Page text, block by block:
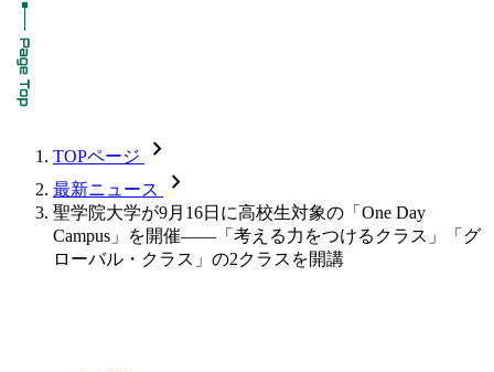
TOPページ chevron_forward
最新ニュース chevron_forward
聖学院大学が9月16日に高校生対象の「One Day
Campus」を開催――「考える力をつけるクラス」「グ
ローバル・クラス」の2クラスを開講